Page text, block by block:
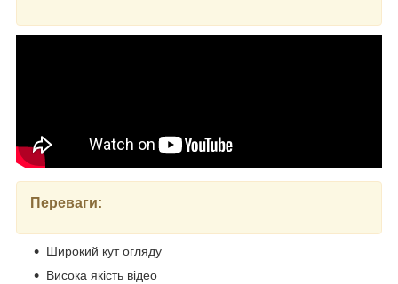
Переваги:
Широкий кут огляду
Висока якість відео